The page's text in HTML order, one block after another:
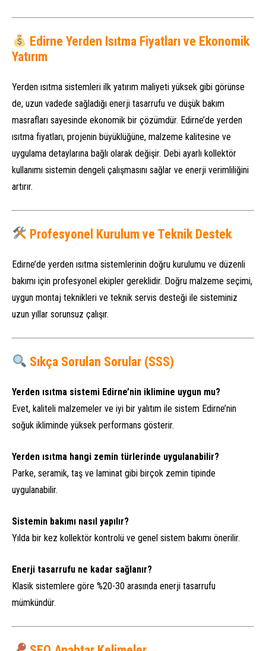
Edirne Yerden Isıtma Fiyatları ve Ekonomik
Yatırım
Yerden ısıtma sistemleri ilk yatırım maliyeti yüksek gibi görünse
de, uzun vadede sağladığı enerji tasarrufu ve düşük bakım
masrafları sayesinde ekonomik bir çözümdür. Edirne’de yerden
ısıtma fiyatları, projenin büyüklüğüne, malzeme kalitesine ve
uygulama detaylarına bağlı olarak değişir. Debi ayarlı kollektör
kullanımı sistemin dengeli çalışmasını sağlar ve enerji verimliliğini
artırır.
Profesyonel Kurulum ve Teknik Destek
Edirne’de yerden ısıtma sistemlerinin doğru kurulumu ve düzenli
bakımı için profesyonel ekipler gereklidir. Doğru malzeme seçimi,
uygun montaj teknikleri ve teknik servis desteği ile sisteminiz
uzun yıllar sorunsuz çalışır.
Sıkça Sorulan Sorular (SSS)
Yerden ısıtma sistemi Edirne’nin iklimine uygun mu?
Evet, kaliteli malzemeler ve iyi bir yalıtım ile sistem Edirne’nin
soğuk ikliminde yüksek performans gösterir.
Yerden ısıtma hangi zemin türlerinde uygulanabilir?
Parke, seramik, taş ve laminat gibi birçok zemin tipinde
uygulanabilir.
Sistemin bakımı nasıl yapılır?
Yılda bir kez kollektör kontrolü ve genel sistem bakımı önerilir.
Enerji tasarrufu ne kadar sağlanır?
Klasik sistemlere göre %20-30 arasında enerji tasarrufu
mümkündür.
Deha Enerji